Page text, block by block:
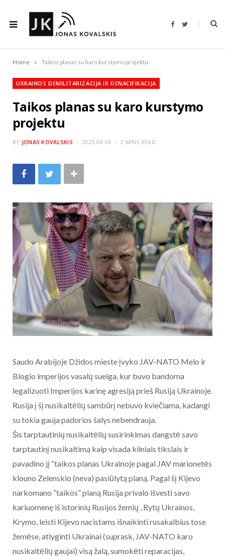
F
b
T
t
Home » Taikos planas su karo kurstymo projektu
UKRAINOS DEMILITARIZACIJA IR DENACIFIKACIJA
Taikos planas su karo kurstymo
projektu
BY JONAS KOVALSKIS 2023-08-06 2 MINS READ
Saudo Arabijoje Džidos mieste įvyko JAV-NATO Melo ir
Blogio imperijos vasalų sueiga, kur buvo bandoma
legalizuoti Imperijos karinę agresiją prieš Rusiją Ukrainoje.
Rusija į šį nusikaltėlių sambūrį nebuvo kviečiama, kadangi
su tokia gauja padorios šalys nebendrauja.
Šis tarptautinių nusikaltėlių susirinkimas dangstė savo
tarptautinį nusikaltimą kaip visada kilniais tikslais ir
pavadino jį “taikos planas Ukrainoje pagal JAV marionetės
klouno Zelenskio (neva) pasiūlytą planą. Pagal šį Kijevo
narkomano “taikos” planą Rusija privalo išvesti savo
kariuomenę iš istorinių Rusijos žemių , Rytų Ukrainos,
Krymo, leisti Kijevo nacistams išnaikinti rusakalbius tose
žemėse, atlyginti Ukrainai (suprask, JAV-NATO karo
nusikaltėlių gaujai) visą žalą, sumokėti reparacijas,